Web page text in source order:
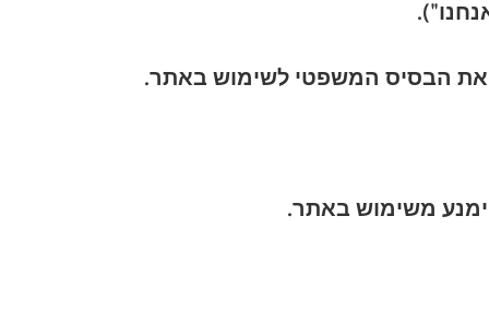
את הבסיס המשפטי לשימוש באתר.
משימוש באתר.